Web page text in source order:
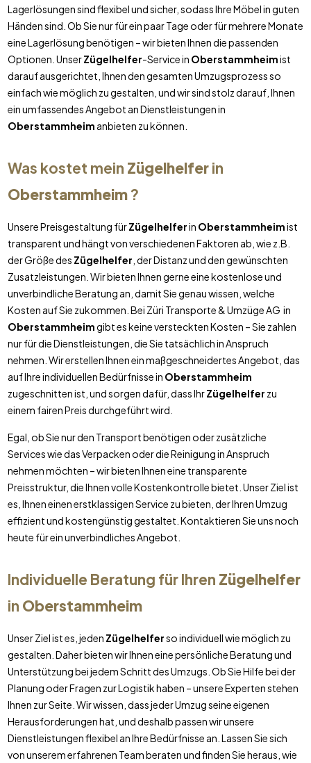
Lagerlösungen sind flexibel und sicher, sodass Ihre Möbel in guten
Händen sind. Ob Sie nur für ein paar Tage oder für mehrere Monate
eine Lagerlösung benötigen – wir bieten Ihnen die passenden
Optionen. UnserZügelhelfer-Service in Oberstammheimist
darauf ausgerichtet, Ihnen den gesamten Umzugsprozess so
einfach wie möglich zu gestalten, und wir sind stolz darauf, Ihnen
ein umfassendes Angebot an Dienstleistungen in
Oberstammheim anbieten zu können.
Was kostet mein Zügelhelferin
Oberstammheim?
Unsere Preisgestaltung fürZügelhelferin Oberstammheimist
transparent und hängt von verschiedenen Faktoren ab, wie z.B.
der Größe des Zügelhelfer , der Distanz und den gewünschten
Zusatzleistungen. Wir bieten Ihnen gerne eine kostenlose und
unverbindliche Beratung an, damit Sie genau wissen, welche
Kosten auf Sie zukommen. Bei Züri Transporte & Umzüge AG in
Oberstammheimgibt es keine versteckten Kosten – Sie zahlen
nur für die Dienstleistungen, die Sie tatsächlich in Anspruch
nehmen. Wir erstellen Ihnen ein maßgeschneidertes Angebot, das
auf Ihre individuellen Bedürfnisse in Oberstammheim
zugeschnitten ist, und sorgen dafür, dass IhrZügelhelfer zu
einem fairen Preis durchgeführt wird.
Egal, ob Sie nur den Transport benötigen oder zusätzliche
Services wie das Verpacken oder die Reinigung in Anspruch
nehmen möchten – wir bieten Ihnen eine transparente
Preisstruktur, die Ihnen volle Kostenkontrolle bietet. Unser Ziel ist
es, Ihnen einen erstklassigen Service zu bieten, der Ihren Umzug
effizient und kostengünstig gestaltet. Kontaktieren Sie uns noch
heute für ein unverbindliches Angebot.
Individuelle Beratung für Ihren Zügelhelfer
in Oberstammheim
Unser Ziel ist es, jeden Zügelhelferso individuell wie möglich zu
gestalten. Daher bieten wir Ihnen eine persönliche Beratung und
Unterstützung bei jedem Schritt des Umzugs. Ob Sie Hilfe bei der
Planung oder Fragen zur Logistik haben – unsere Experten stehen
Ihnen zur Seite. Wir wissen, dass jeder Umzug seine eigenen
Herausforderungen hat, und deshalb passen wir unsere
Dienstleistungen flexibel an Ihre Bedürfnisse an. Lassen Sie sich
von unserem erfahrenen Team beraten und finden Sie heraus, wie